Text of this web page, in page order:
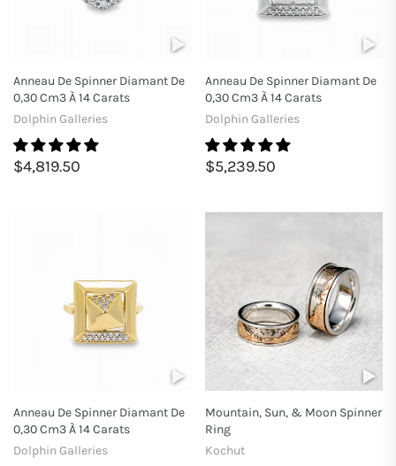
Anneau De Spinner Diamant De
0,30 Cm3 À 14 Carats
Dolphin Galleries
$4,819.50
Anneau De Spinner Diamant De
0,30 Cm3 À 14 Carats
Dolphin Galleries
$5,239.50
Anneau De Spinner Diamant De
0,30 Cm3 À 14 Carats
Dolphin Galleries
Mountain, Sun, & Moon Spinner
Ring
Kochut